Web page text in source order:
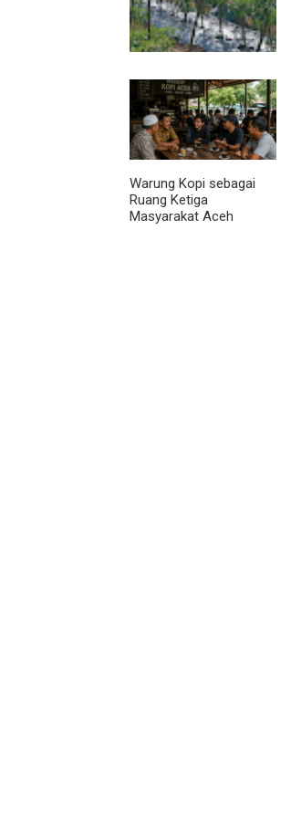
Pendampingan Babinsa
Dorong Petani
Tingkatkan Hasil
Tanaman Cabai
Warung Kopi sebagai
Ruang Ketiga
Masyarakat Aceh